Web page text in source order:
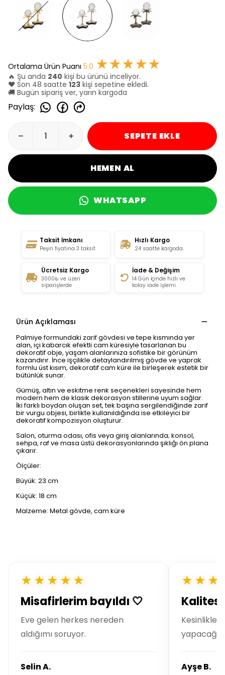
Ortalama Ürün Puanı 5.0 ★★★★★
🔥 Şu anda 240 kişi bu ürünü inceliyor.
❤️ Son 48 saatte 123 kişi sepetine ekledi.
🚚 Bugün sipariş ver, yarın kargoda
Paylaş:
SEPETE EKLE
HEMEN AL
WHATSAPP
Taksit İmkanı
Peşin fiyatına 3 taksit
Hızlı Kargo
24 saatte kargoda.
Ücretsiz Kargo
3000₺ ve üzeri
siparişlerde
İade & Değişim
14 Gün İçinde hızlı ve
kolay iade işlemi.
Ürün Açıklaması
Palmiye formundaki zarif gövdesi ve tepe kısmında yer
alan, içi kabarcık efektli cam küresiyle tasarlanan bu
dekoratif obje, yaşam alanlarınıza sofistike bir görünüm
kazandırır. İnce işçilikle detaylandırılmış gövde ve yaprak
formlu üst kısım, dekoratif cam küre ile birleşerek estetik bir
bütünlük sunar.
Gümüş, altın ve eskitme renk seçenekleri sayesinde hem
modern hem de klasik dekorasyon stillerine uyum sağlar.
İki farklı boydan oluşan set, tek başına sergilendiğinde zarif
bir vurgu objesi, birlikte kullanıldığında ise etkileyici bir
dekoratif kompozisyon oluşturur.
Salon, oturma odası, ofis veya giriş alanlarında; konsol,
sehpa, raf ve masa üstü dekorasyonlarında şıklığı ön plana
çıkarır.
Ölçüler:
Büyük: 23 cm
Küçük: 18 cm
Malzeme: Metal gövde, cam küre
★★★★★
Misafirlerim bayıldı 🤍
Eve gelen herkes nereden
aldığımı soruyor.
Selin A.
Kesinlikle
Ayşe B.